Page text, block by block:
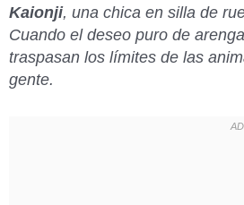
Kaionji, una chica en silla de
Cuando el deseo puro de
traspasan los límites de las
gente.